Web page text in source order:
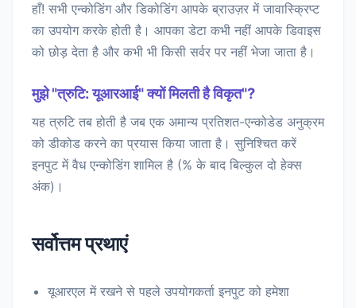
हाँ! सभी एन्कोडिंग और डिकोडिंग आपके ब्राउज़र में जावास्क्रिप्ट
का उपयोग करके होती है। आपका डेटा कभी नहीं आपके डिवाइस
को छोड़ देता है और कभी भी किसी सर्वर पर नहीं भेजा जाता है।
मुझे "त्रुटि: यूआरआई" क्यों मिलती है विकृत"?
यह त्रुटि तब होती है जब एक अमान्य प्रतिशत-एन्कोडेड अनुक्रम
को डीकोड करने का प्रयास किया जाता है। सुनिश्चित करें
इनपुट में वैध एन्कोडिंग शामिल है (% के बाद बिल्कुल दो हेक्स
अंक)।
सर्वोत्तम प्रथाएं
यूआरएल में रखने से पहले उपयोगकर्ता इनपुट को हमेशा